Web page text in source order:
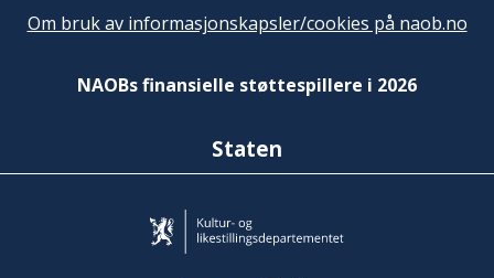
Om bruk av informasjonskapsler/cookies på naob.no
NAOBs finansielle støttespillere i 2026
Staten